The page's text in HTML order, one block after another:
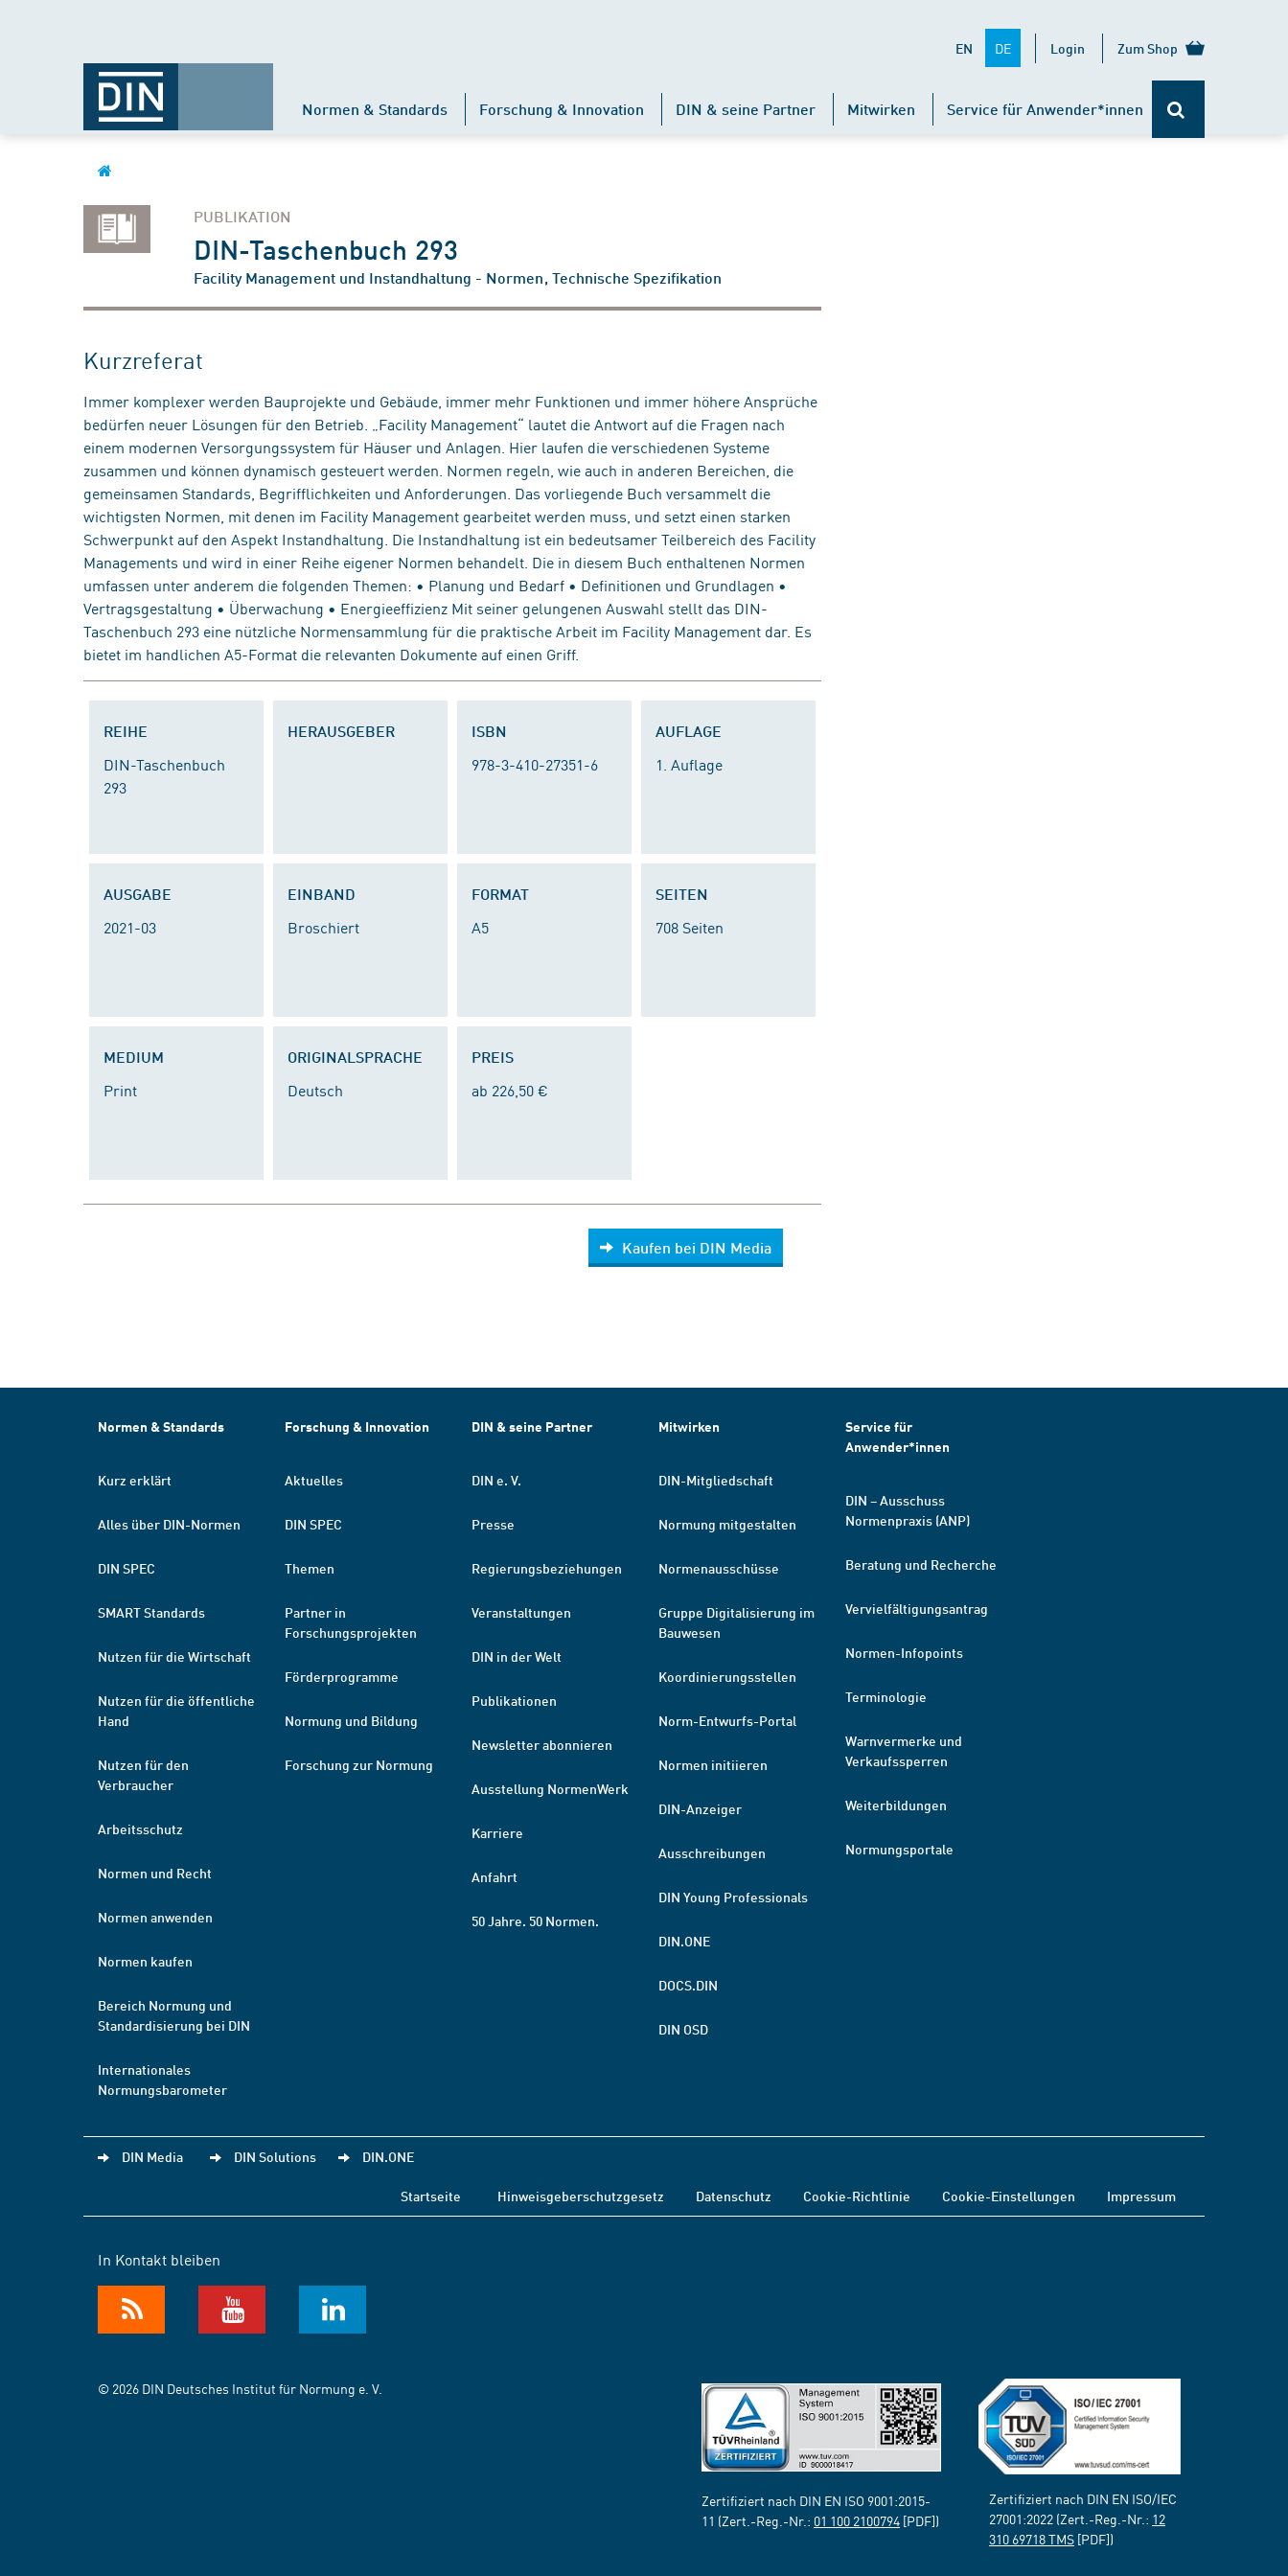
EN DE Login Zum Shop
Normen & Standards Forschung & Innovation DIN & seine Partner Mitwirken Service für Anwender*innen
PUBLIKATION
DIN-Taschenbuch 293
Facility Management und Instandhaltung - Normen, Technische Spezifikation
Kurzreferat
Immer komplexer werden Bauprojekte und Gebäude, immer mehr Funktionen und immer höhere Ansprüche
bedürfen neuer Lösungen für den Betrieb. „Facility Management“ lautet die Antwort auf die Fragen nach
einem modernen Versorgungssystem für Häuser und Anlagen. Hier laufen die verschiedenen Systeme
zusammen und können dynamisch gesteuert werden. Normen regeln, wie auch in anderen Bereichen, die
gemeinsamen Standards, Begrifflichkeiten und Anforderungen. Das vorliegende Buch versammelt die
wichtigsten Normen, mit denen im Facility Management gearbeitet werden muss, und setzt einen starken
Schwerpunkt auf den Aspekt Instandhaltung. Die Instandhaltung ist ein bedeutsamer Teilbereich des Facility
Managements und wird in einer Reihe eigener Normen behandelt. Die in diesem Buch enthaltenen Normen
umfassen unter anderem die folgenden Themen: • Planung und Bedarf • Definitionen und Grundlagen •
Vertragsgestaltung • Überwachung • Energieeffizienz Mit seiner gelungenen Auswahl stellt das DIN-
Taschenbuch 293 eine nützliche Normensammlung für die praktische Arbeit im Facility Management dar. Es
bietet im handlichen A5-Format die relevanten Dokumente auf einen Griff.
REIHE
DIN-Taschenbuch
293
HERAUSGEBER ISBN
978-3-410-27351-6
AUFLAGE
1. Auflage
AUSGABE
2021-03
EINBAND
Broschiert
FORMAT
A5
SEITEN
708 Seiten
MEDIUM
Print
ORIGINALSPRACHE
Deutsch
PREIS
ab 226,50 €
Kaufen bei DIN Media
Normen & Standards
Kurz erklärt
Alles über DIN-Normen
DIN SPEC
SMART Standards
Nutzen für die Wirtschaft
Nutzen für die öffentliche
Hand
Nutzen für den
Verbraucher
Arbeitsschutz
Normen und Recht
Normen anwenden
Normen kaufen
Bereich Normung und
Standardisierung bei DIN
Internationales
Normungsbarometer
Forschung & Innovation
Aktuelles
DIN SPEC
Themen
Partner in
Forschungsprojekten
Förderprogramme
Normung und Bildung
Forschung zur Normung
DIN & seine Partner
DIN e. V.
Presse
Regierungsbeziehungen
Veranstaltungen
DIN in der Welt
Publikationen
Newsletter abonnieren
Ausstellung NormenWerk
Karriere
Anfahrt
50 Jahre. 50 Normen.
Mitwirken
DIN-Mitgliedschaft
Normung mitgestalten
Normenausschüsse
Gruppe Digitalisierung im
Bauwesen
Koordinierungsstellen
Norm-Entwurfs-Portal
Normen initiieren
DIN-Anzeiger
Ausschreibungen
DIN Young Professionals
DIN.ONE
DOCS.DIN
DIN OSD
Service für
Anwender*innen
DIN – Ausschuss
Normenpraxis (ANP)
Beratung und Recherche
Vervielfältigungsantrag
Normen-Infopoints
Terminologie
Warnvermerke und
Verkaufssperren
Weiterbildungen
Normungsportale
DIN Media DIN Solutions DIN.ONE
Startseite Hinweisgeberschutzgesetz Datenschutz Cookie-Richtlinie Cookie-Einstellungen Impressum
In Kontakt bleiben
© 2026 DIN Deutsches Institut für Normung e. V.
Zertifiziert nach DIN EN ISO 9001:2015-
11 (Zert.-Reg.-Nr.: 01 100 2100794 [PDF])
Zertifiziert nach DIN EN ISO/IEC
27001:2022 (Zert.-Reg.-Nr.: 12
310 69718 TMS [PDF])